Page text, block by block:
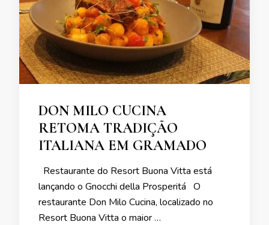
DON MILO CUCINA
RETOMA TRADIÇÃO
ITALIANA EM GRAMADO
Restaurante do Resort Buona Vitta está
lançando o Gnocchi della Prosperitá O
restaurante Don Milo Cucina, localizado no
Resort Buona Vitta o maior …